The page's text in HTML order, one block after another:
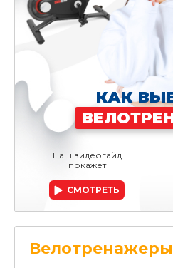
Велотренажеры